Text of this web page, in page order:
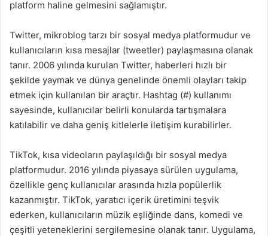
platform haline gelmesini sağlamıştır.
Twitter, mikroblog tarzı bir sosyal medya platformudur ve
kullanıcıların kısa mesajlar (tweetler) paylaşmasına olanak
tanır. 2006 yılında kurulan Twitter, haberleri hızlı bir
şekilde yaymak ve dünya genelinde önemli olayları takip
etmek için kullanılan bir araçtır. Hashtag (#) kullanımı
sayesinde, kullanıcılar belirli konularda tartışmalara
katılabilir ve daha geniş kitlelerle iletişim kurabilirler.
TikTok, kısa videoların paylaşıldığı bir sosyal medya
platformudur. 2016 yılında piyasaya sürülen uygulama,
özellikle genç kullanıcılar arasında hızla popülerlik
kazanmıştır. TikTok, yaratıcı içerik üretimini teşvik
ederken, kullanıcıların müzik eşliğinde dans, komedi ve
çeşitli yeteneklerini sergilemesine olanak tanır. Uygulama,